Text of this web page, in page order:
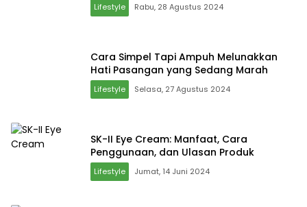
Lifestyle Rabu, 28 Agustus 2024
Cara Simpel Tapi Ampuh Melunakkan
Hati Pasangan yang Sedang Marah
Lifestyle Selasa, 27 Agustus 2024
SK-II Eye Cream: Manfaat, Cara
Penggunaan, dan Ulasan Produk
Lifestyle Jumat, 14 Juni 2024